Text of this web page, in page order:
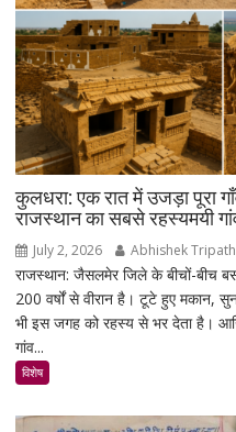
कुलधरा: एक रात में उजड़ा पूरा
राजस्थान का सबसे रहस्यमयी
July 2, 2026 Abhishek
राजस्थान: जैसलमेर जिले के बीचों-बीच
200 वर्षों से वीरान है। टूटे हुए मकान,
भी इस जगह को रहस्य से भर देता है।
गांव...
विशेष